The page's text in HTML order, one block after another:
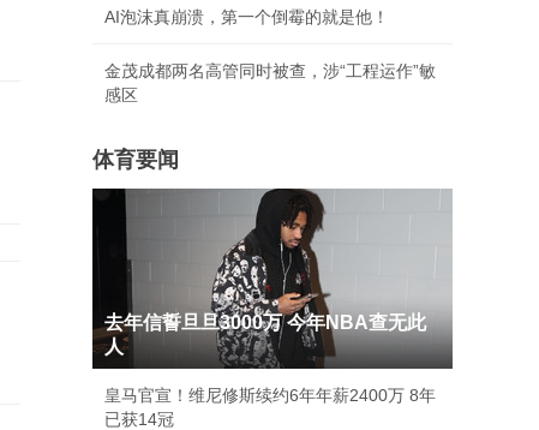
AI泡沫真崩溃，第一个倒霉的就是他！
金茂成都两名高管同时被查，涉“工程运作”敏
感区
体育要闻
去年信誓旦旦3000万 今年NBA查无此
人
皇马官宣！维尼修斯续约6年年薪2400万 8年
已获14冠